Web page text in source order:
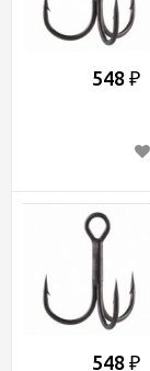
548 ₽
548 ₽